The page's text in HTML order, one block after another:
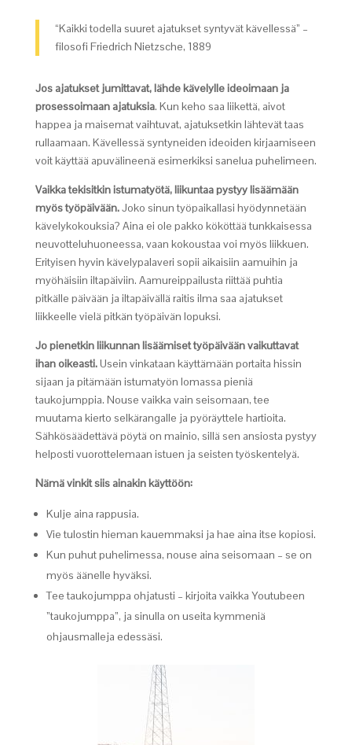
“Kaikki todella suuret ajatukset syntyvät kävellessä” –
filosofi Friedrich Nietzsche, 1889
Jos ajatukset jumittavat, lähde kävelylle ideoimaan ja
prosessoimaan ajatuksia. Kun keho saa liikettä, aivot
happea ja maisemat vaihtuvat, ajatuksetkin lähtevät taas
rullaamaan. Kävellessä syntyneiden ideoiden kirjaamiseen
voit käyttää apuvälineenä esimerkiksi sanelua puhelimeen.
Vaikka tekisitkin istumatyötä, liikuntaa pystyy lisäämään
myös työpäivään.Joko sinun työpaikallasi hyödynnetään
kävelykokouksia? Aina ei ole pakko kököttää tunkkaisessa
neuvotteluhuoneessa, vaan kokoustaa voi myös liikkuen.
Erityisen hyvin kävelypalaveri sopii aikaisiin aamuihin ja
myöhäisiin iltapäiviin. Aamureippailusta riittää puhtia
pitkälle päivään ja iltapäivällä raitis ilma saa ajatukset
liikkeelle vielä pitkän työpäivän lopuksi.
Jo pienetkin liikunnan lisäämiset työpäivään vaikuttavat
ihan oikeasti.Usein vinkataan käyttämään portaita hissin
sijaan ja pitämään istumatyön lomassa pieniä
taukojumppia. Nouse vaikka vain seisomaan, tee
muutama kierto selkärangalle ja pyöräyttele hartioita.
Sähkösäädettävä pöytä on mainio, sillä sen ansiosta pystyy
helposti vuorottelemaan istuen ja seisten työskentelyä.
Nämä vinkit siis ainakin käyttöön:
Kulje aina rappusia.
Vie tulostin hieman kauemmaksi ja hae aina itse kopiosi.
Kun puhut puhelimessa, nouse aina seisomaan – se on
myös äänelle hyväksi.
Tee taukojumppa ohjatusti – kirjoita vaikka Youtubeen
”taukojumppa”, ja sinulla on useita kymmeniä
ohjausmalleja edessäsi.